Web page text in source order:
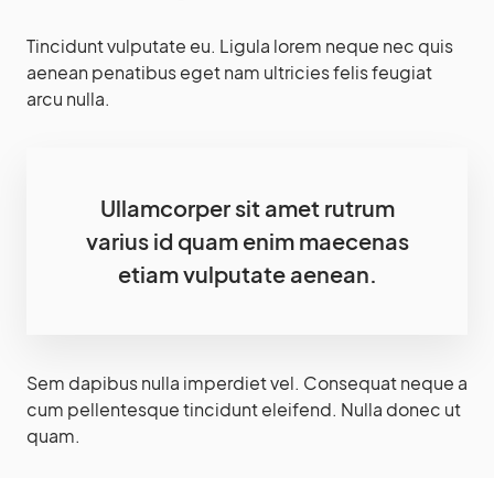
Tincidunt vulputate eu. Ligula lorem neque nec quis
aenean penatibus eget nam ultricies felis feugiat
arcu nulla.
Ullamcorper sit amet rutrum
varius id quam enim maecenas
etiam vulputate aenean.
Sem dapibus nulla imperdiet vel. Consequat neque a
cum pellentesque tincidunt eleifend. Nulla donec ut
quam.